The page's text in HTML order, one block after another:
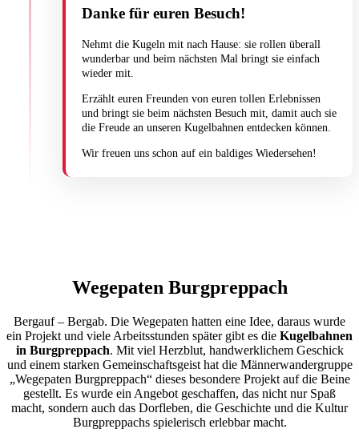
Danke für euren Besuch!
Nehmt die Kugeln mit nach Hause: sie rollen überall
wunderbar und beim nächsten Mal bringt sie einfach
wieder mit.
Erzählt euren Freunden von euren tollen Erlebnissen
und bringt sie beim nächsten Besuch mit, damit auch sie
die Freude an unseren Kugelbahnen entdecken können.
Wir freuen uns schon auf ein baldiges Wiedersehen!
Wegepaten Burgpreppach
Bergauf – Bergab. Die Wegepaten hatten eine Idee, daraus wurde
ein Projekt und viele Arbeitsstunden später gibt es die Kugelbahnen
in Burgpreppach. Mit viel Herzblut, handwerklichem Geschick
und einem starken Gemeinschaftsgeist hat die Männerwandergruppe
„Wegepaten Burgpreppach“ dieses besondere Projekt auf die Beine
gestellt. Es wurde ein Angebot geschaffen, das nicht nur Spaß
macht, sondern auch das Dorfleben, die Geschichte und die Kultur
Burgpreppachs spielerisch erlebbar macht.